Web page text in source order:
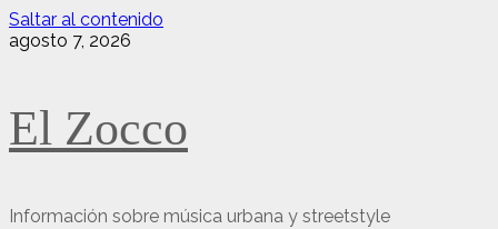
Saltar al contenido
agosto 7, 2026
El Zocco
Información sobre música urbana y streetstyle